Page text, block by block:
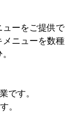
ーをご提供で
ニューを数
です。
。